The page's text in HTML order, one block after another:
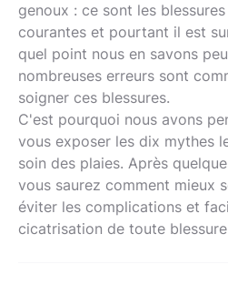
genoux : ce sont les
courantes et pourtant il est
quel point nous en savons
nombreuses erreurs sont
soigner ces blessures.
C'est pourquoi nous avons
vous exposer les dix mythes
soin des plaies. Après
vous saurez comment mieux
éviter les complications et
cicatrisation de toute